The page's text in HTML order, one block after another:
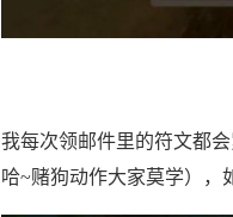
我每次领邮件里的符文都
哈~赌狗动作大家莫学），